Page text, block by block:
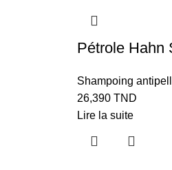
Pétrole Hahn
Shampoing
26,390 TND
Lire la suite